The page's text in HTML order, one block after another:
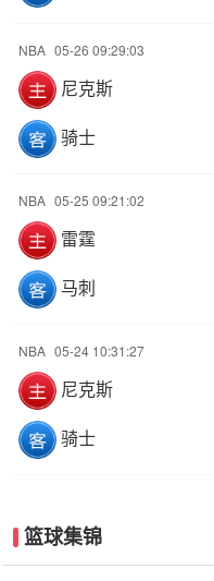
NBA 05-26 09:29:03
尼克斯
骑士
NBA 05-25 09:21:02
雷霆
马刺
NBA 05-24 10:31:27
尼克斯
骑士
篮球集锦